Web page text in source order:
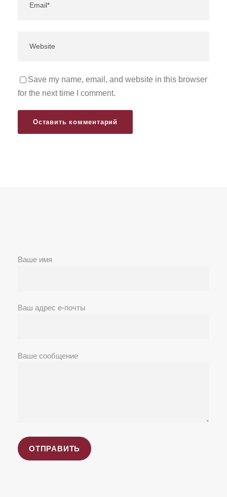
Save my name, email, and website in this browser
for the next time I comment.
Ваше имя
Ваш адрес е-почты
Ваше сообщение